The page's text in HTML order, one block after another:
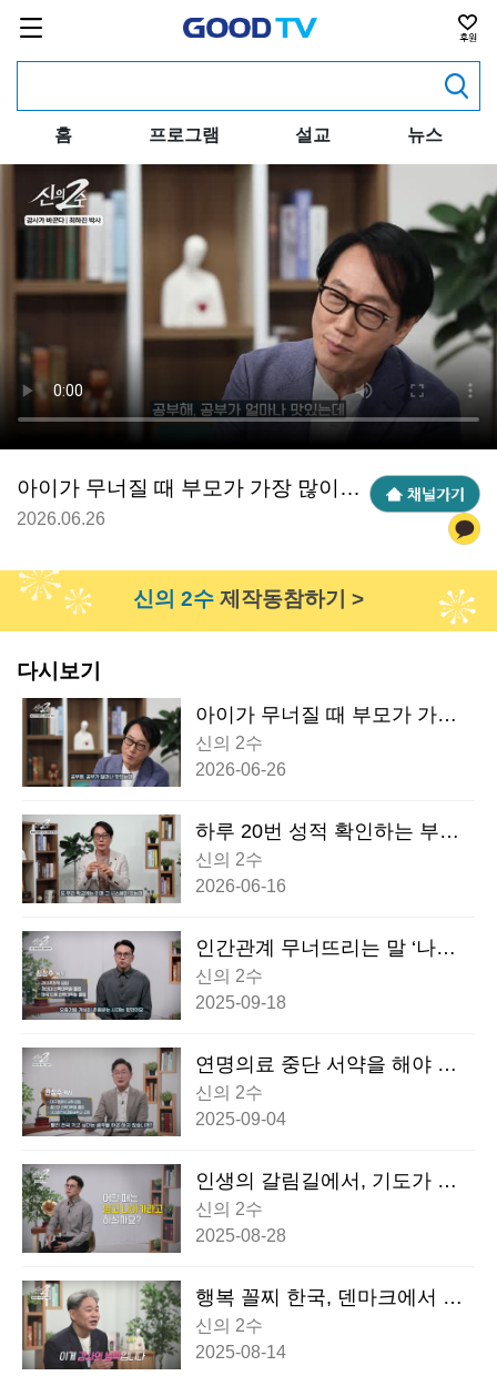
홈 프로그램 설교 뉴스
아이가 무너질 때 부모가 가장 많이
하는 치명적인 실수
2026.06.26
신의 2수 제작동참하기 >
다시보기
아이가 무너질 때 부모가 가장
많이 하는 치명적인 실수
신의 2수
2026-06-26
하루 20번 성적 확인하는 부모
의 최후 (집념 아닙니다, 집착입
니다)
신의 2수
2026-06-16
인간관계 무너뜨리는 말 ‘나는
원래 그런 사람이야’의 진짜 위
험
신의 2수
2025-09-18
연명의료 중단 서약을 해야 할
까요 말아야 할까요? 고민하는
당신에게
신의 2수
2025-09-04
인생의 갈림길에서, 기도가 응
답되는 타이밍이 있다?
신의 2수
2025-08-28
행복 꼴찌 한국, 덴마크에서 찾
은 인생 반전의 비밀
신의 2수
2025-08-14